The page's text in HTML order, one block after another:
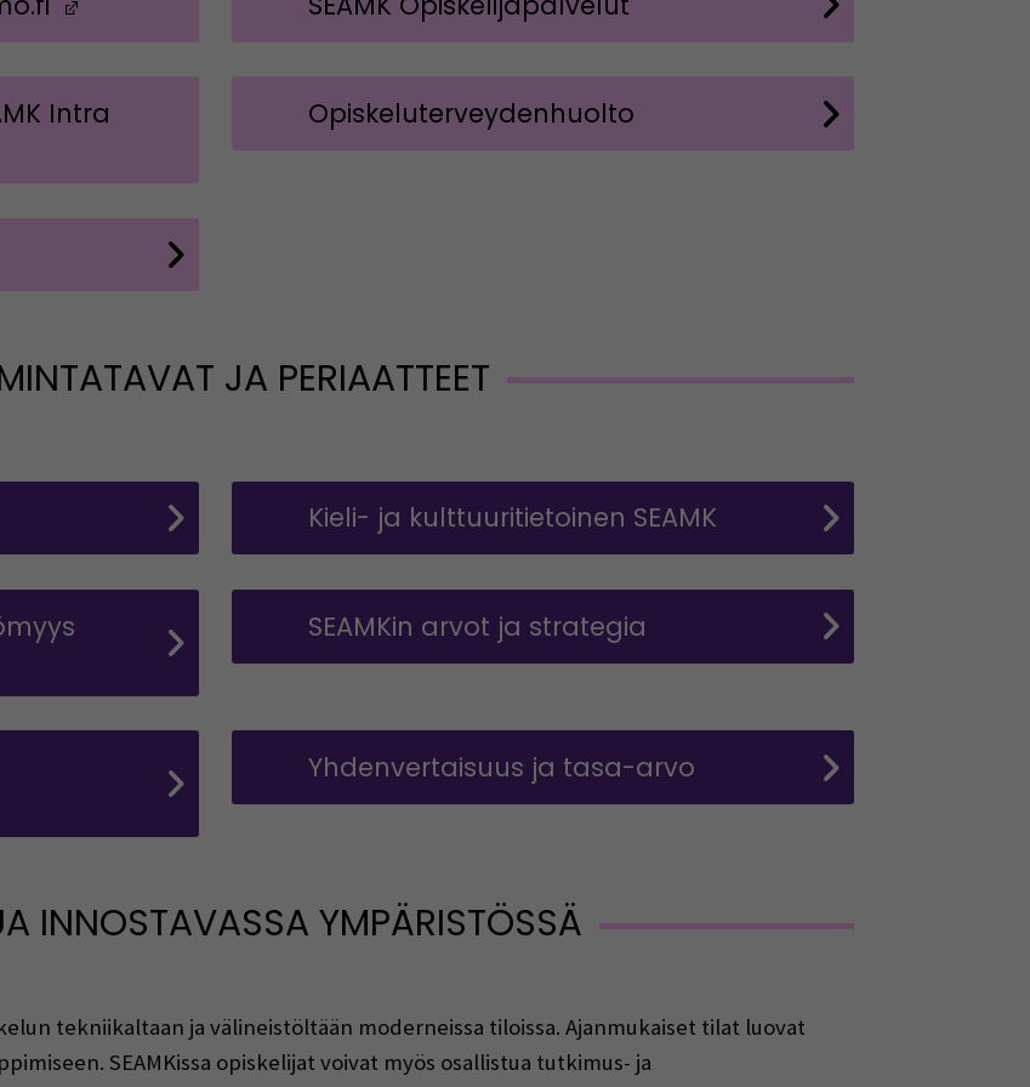
Intra
Opiskeluterveydenhuolto
JA PERIAATTEET
Kieli- ja kulttuuritietoinen SEAMK
SEAMKin arvot ja strategia
Yhdenvertaisuus ja tasa-arvo
INNOSTAVASSA YMPÄRISTÖSSÄ
tekniikaltaan ja välineistöltään moderneissa tiloissa. Ajanmukaiset tilat luovat
SEAMKissa opiskelijat voivat myös osallistua tutkimus- ja